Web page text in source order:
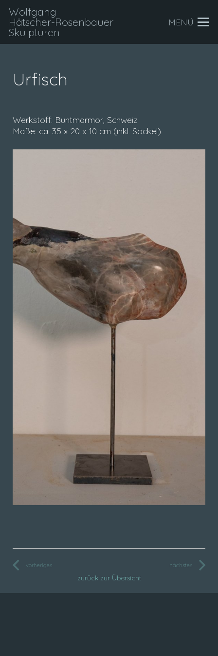
Wolfgang
Hätscher-Rosenbauer
Skulpturen
MENÜ
Urfisch
Werkstoff: Buntmarmor, Schweiz
Maße: ca. 35 x 20 x 10 cm (inkl. Sockel)
vorheriges nächstes
zurück zur Übersicht